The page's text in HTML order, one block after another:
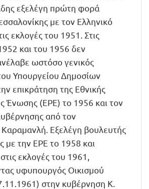
εξελέγη πρώτη φορά
με τον Ελληνικό
εκλογές του 1951. Στις
και του 1956 δεν
ωστόσο γενικός
Υπουργείου Δημοσίων
επικράτηση της Εθνικής
Ένωσης (ΕΡΕ) το 1956 και τον
από τον
Εξελέγη βουλευτής
με την ΕΡΕ το 1958 και
εκλογές του 1961,
υφυπουργός Οικισμού
στην κυβέρνηση Κ.